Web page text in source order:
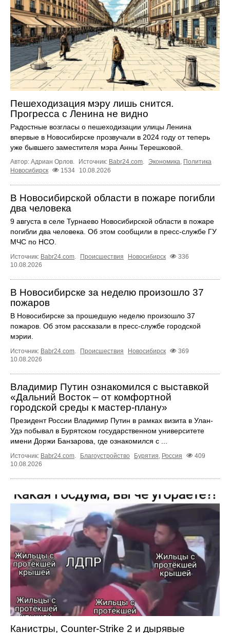
Пешеходизация мэру лишь снится.
Прогресса с Ленина не видно
Радостные возгласы о пешеходизации улицы Ленина
впервые в Новосибирске прозвучали в 2024 году от теперь
уже бывшего заместителя мэра Анны Терешковой.
Автор: Адриан Орлов. Источник: Babr24.com. Экономика, Политика
Новосибирск
1534 10.08.2026
В Новосибирской области в пожаре погибли
два человека
9 августа в селе Турнаево Новосибирской области в пожаре
погибли два человека. Об этом сообщили в пресс-службе ГУ
МЧС по НСО.
Источник: Babr24.com. Происшествия Новосибирск
336
10.08.2026
В Новосибирске за неделю произошло 37
пожаров
В Новосибирске за прошедшую неделю произошло 37
пожаров. Об этом рассказали в пресс-службе городской
мэрии.
Источник: Babr24.com. Происшествия Новосибирск
369
10.08.2026
Владимир Путин ознакомился с выставкой
«Дальний Восток – от комфортной
городской среды к мастер-плану»
Президент России Владимир Путин в рамках визита в Улан-
Удэ побывал в Бурятском государственном университете
имени Доржи Банзарова, где ознакомился с ...
Источник: Babr24.com. Благоустройство Бурятия, Россия
409
10.08.2026
Канистры, Counter-Strike 2 и дырявые